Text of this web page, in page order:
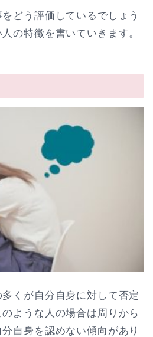
どう評価しているでしょう
の特徴を書いていきます。
くが自分自身に対して否定
ような人の場合は周りから
自身を認めない傾向があり